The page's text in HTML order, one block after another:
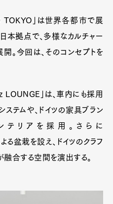
TOKYO」は世界各都市で展
本拠点で、多様なカルチャー
。今回は、そのコンセプトを
」は、車内にも採用
テムや、ドイツの家具ブラン
テリアを採用。さらに
る盆栽を設え、ドイツのクラフ
融合する空間を演出する。